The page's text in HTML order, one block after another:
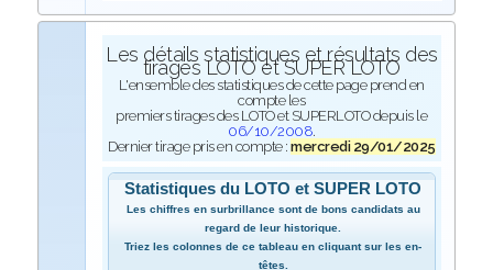
Les détails statistiques et résultats des
tirages LOTO et SUPER LOTO
L'ensemble des statistiques de cette page prend en
compte les
premiers tirages des LOTO et SUPERLOTO depuis le
06/10/2008.
Dernier tirage pris en compte :mercredi 29/01/2025
Statistiques du LOTO et SUPER LOTO
Les chiffres en surbrillance sont de bons candidats au
regard de leur historique.
Triez les colonnes de ce tableau en cliquant sur les en-
têtes.